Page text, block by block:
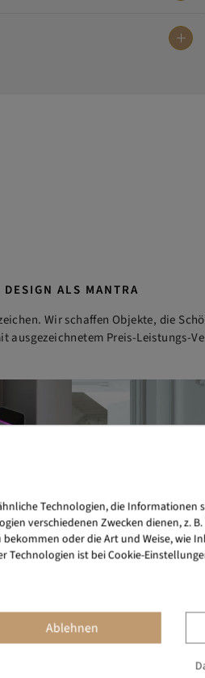
DESIGN ALS MANTRA
Wir schaffen Objekte, die
ausgezeichnetem Preis-Leistungs-
Technologien, die Informationen
verschiedenen Zwecken dienen, z.
oder die Art und Weise, wie
Technologien ist bei Cookie-
Ablehnen